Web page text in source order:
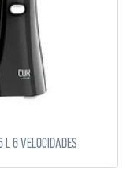
L 6 Velocidades